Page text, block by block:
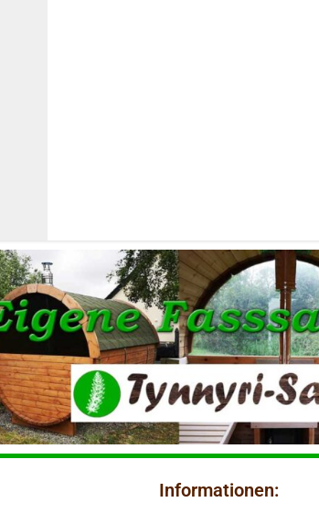
Informationen: